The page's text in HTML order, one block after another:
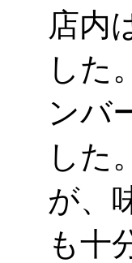
店内
した
ンバ
した
が、
も十